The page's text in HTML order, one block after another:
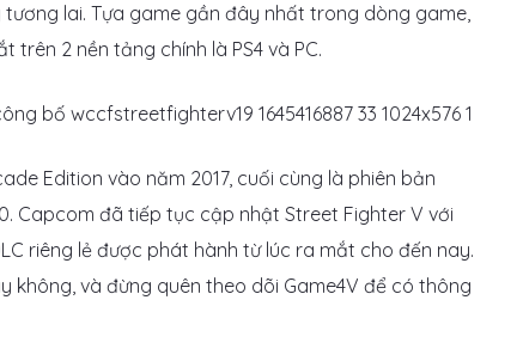
lai. Tựa game gần đây nhất trong dòng game,
2 nền tảng chính là PS4 và PC.
Edition vào năm 2017, cuối cùng là phiên bản
Capcom đã tiếp tục cập nhật Street Fighter V với
riêng lẻ được phát hành từ lúc ra mắt cho đến nay.
không, và đừng quên theo dõi Game4V để có thông